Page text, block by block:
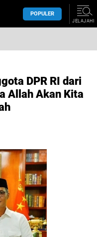
POPULER
JELAJAHI
DPR RI dari
Allah Akan Kita